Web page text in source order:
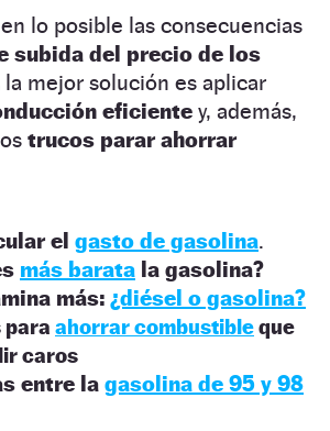
lo posible las consecuencias
subida del precio de los
la mejor solución es aplicar
eficiente y, además,
trucos parar ahorrar
el gasto de gasolina.
más barata la gasolina?
más: ¿diésel o gasolina?
para ahorrar combustibleque
caros
entre la gasolina de 95 y 98